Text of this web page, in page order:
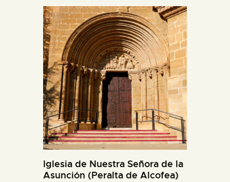
Iglesia de Nuestra Señora de la
Asunción (Peralta de Alcofea)